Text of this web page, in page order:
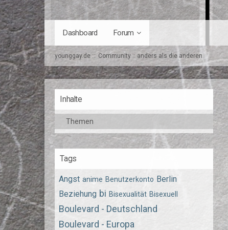
Dashboard Forum
younggay.de ::: Community :: anders als die anderen
Inhalte
Themen
Tags
Angst anime Benutzerkonto Berlin
Beziehung bi Bisexualität Bisexuell
Boulevard - Deutschland
Boulevard - Europa